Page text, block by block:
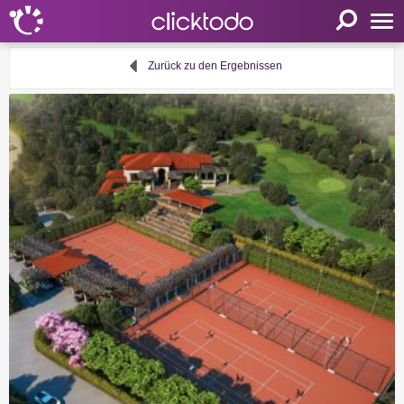
Sprache
FR
EN
DE
Mein clicktodo
Anmelden
Registrieren
Warenkorb
Aktivität anbieten
Nützliche Links
Zurück zu den Ergebnissen